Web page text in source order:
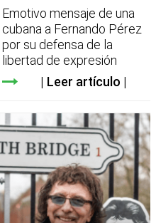
Emotivo mensaje de una
cubana a Fernando Pérez
por su defensa de la
libertad de expresión
Leer artículo